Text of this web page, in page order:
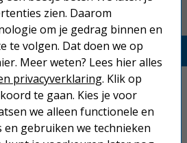
zien. Daarom
om je gedrag binnen en
te volgen. Dat doen we op
Meer weten? Lees hier alles
privacyverklaring. Klik op
te gaan. Kies je voor
we alleen functionele en
en gebruiken we technieken